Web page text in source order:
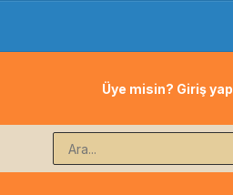
Üye misin? Giriş yap